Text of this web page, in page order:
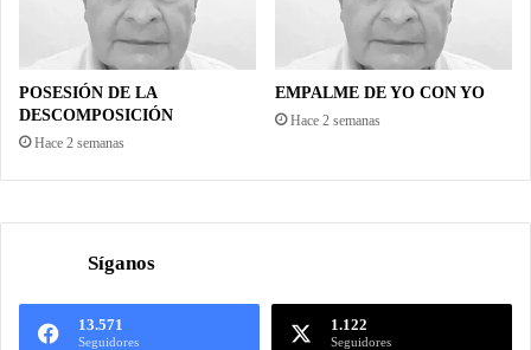
POSESIÓN DE LA
DESCOMPOSICIÓN
Hace 2 semanas
EMPALME DE YO CON YO
Hace 2 semanas
Síganos
13.571
Seguidores
1.122
Seguidores